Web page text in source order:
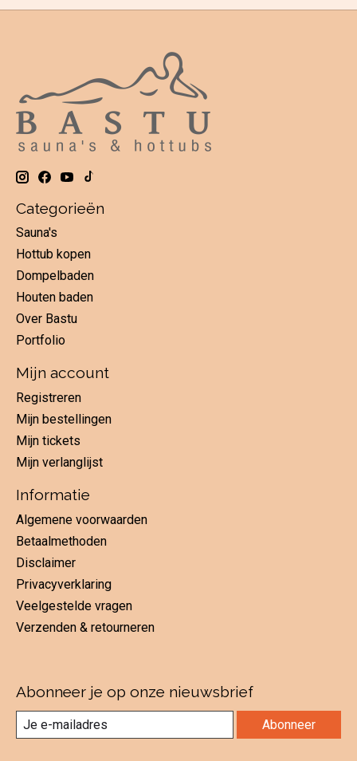
Categorieën
Sauna's
Hottub kopen
Dompelbaden
Houten baden
Over Bastu
Portfolio
Mijn account
Registreren
Mijn bestellingen
Mijn tickets
Mijn verlanglijst
Informatie
Algemene voorwaarden
Betaalmethoden
Disclaimer
Privacyverklaring
Veelgestelde vragen
Verzenden & retourneren
Abonneer je op onze nieuwsbrief
Abonneer